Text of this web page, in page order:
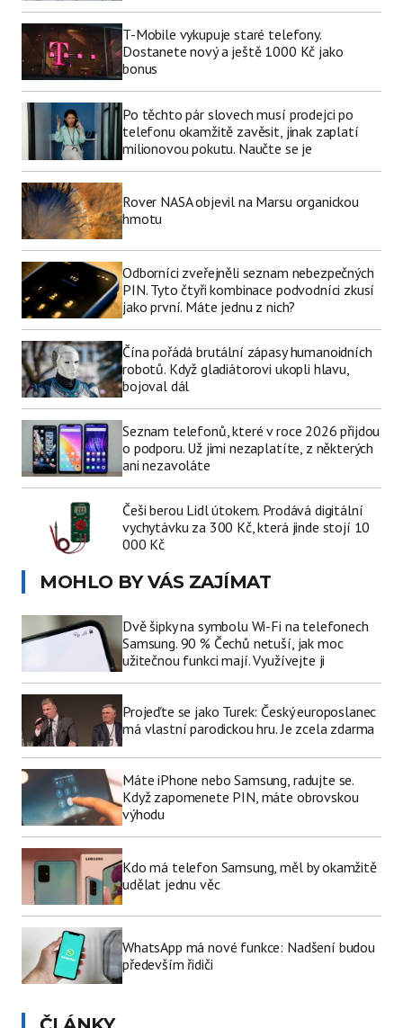
T-Mobile vykupuje staré telefony.
Dostanete nový a ještě 1000 Kč jako
bonus
Po těchto pár slovech musí prodejci po
telefonu okamžitě zavěsit, jinak zaplatí
milionovou pokutu. Naučte se je
Rover NASA objevil na Marsu organickou
hmotu
Odborníci zveřejněli seznam nebezpečných
PIN. Tyto čtyři kombinace podvodníci zkusí
jako první. Máte jednu z nich?
Čína pořádá brutální zápasy humanoidních
robotů. Když gladiátorovi ukopli hlavu,
bojoval dál
Seznam telefonů, které v roce 2026 přijdou
o podporu. Už jimi nezaplatíte, z některých
ani nezavoláte
Češi berou Lidl útokem. Prodává digitální
vychytávku za 300 Kč, která jinde stojí 10
000 Kč
MOHLO BY VÁS ZAJÍMAT
Dvě šipky na symbolu Wi-Fi na telefonech
Samsung. 90 % Čechů netuší, jak moc
užitečnou funkci mají. Využívejte ji
Projeďte se jako Turek: Český europoslanec
má vlastní parodickou hru. Je zcela zdarma
Máte iPhone nebo Samsung, radujte se.
Když zapomenete PIN, máte obrovskou
výhodu
Kdo má telefon Samsung, měl by okamžitě
udělat jednu věc
WhatsApp má nové funkce: Nadšení budou
především řidiči